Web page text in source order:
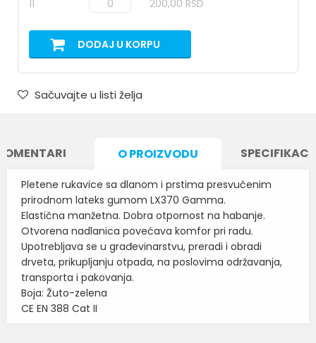
11
200,00 RSD
DODAJ U KORPU
Sačuvajte u listi želja
O PROIZVODU
Pletene rukavice sa dlanom i prstima presvučenim
prirodnom lateks gumom LX370 Gamma.
Elastična manžetna. Dobra otpornost na habanje.
Otvorena nadlanica povećava komfor pri radu.
Upotrebljava se u građevinarstvu, preradi i obradi
drveta, prikupljanju otpada, na poslovima održavanja,
transporta i pakovanja.
Boja: Žuto-zelena
CE EN 388 Cat II